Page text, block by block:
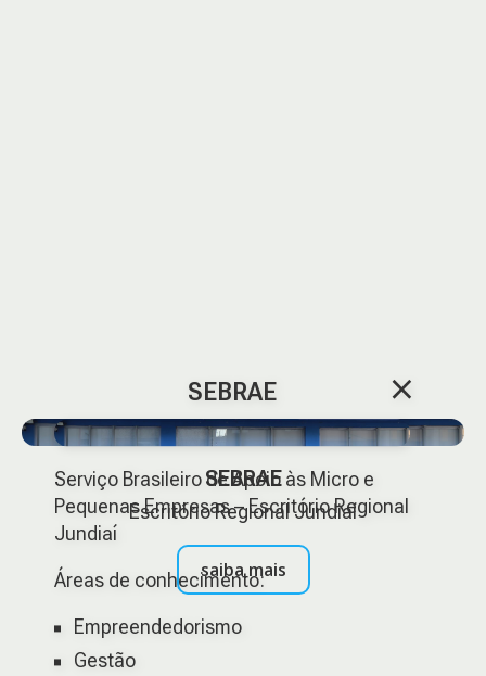
SEBRAE
Escritório Regional Jundiaí
saiba mais
SEBRAE
Serviço Brasileiro de Apoio às Micro e
Pequenas Empresas – Escritório Regional
Jundiaí
Áreas de conhecimento:
Empreendedorismo
Gestão
×